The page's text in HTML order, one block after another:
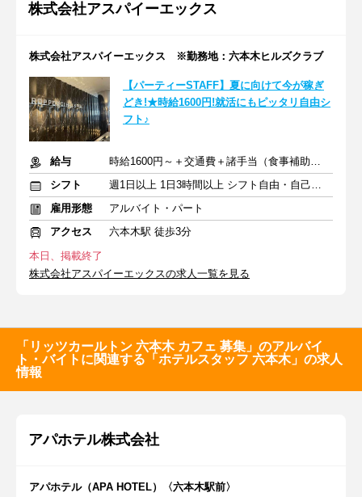
株式会社アスパイーエックス
株式会社アスパイーエックス ※勤務地：六本木ヒルズクラブ
【パーティーSTAFF】夏に向けて今が稼ぎ
どき!★時給1600円!就活にもピッタリ自由シ
フト♪
給与
時給1600円～＋交通費＋諸手当（食事補助・着替手当）あり
シフト
週1日以上 1日3時間以上 シフト自由・自己申告
雇用形態
アルバイト・パート
アクセス
六本木駅 徒歩3分
本日、掲載終了
株式会社アスパイーエックスの求人一覧を見る
「リッツカールトン 六本木 カフェ 募集」のアルバイ
ト・バイトに関連する「ホテルスタッフ 六本木」の求人
情報
アパホテル株式会社
アパホテル（APA HOTEL）〈六本木駅前〉